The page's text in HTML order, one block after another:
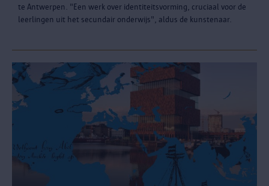
te Antwerpen. "Een werk over identiteitsvorming, cruciaal voor de
leerlingen uit het secundair onderwijs", aldus de kunstenaar.